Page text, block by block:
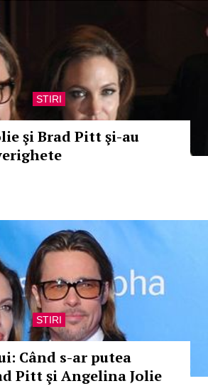
STIRI
şi Brad Pitt şi-au
STIRI
Când s-ar putea
Pitt şi Angelina Jolie